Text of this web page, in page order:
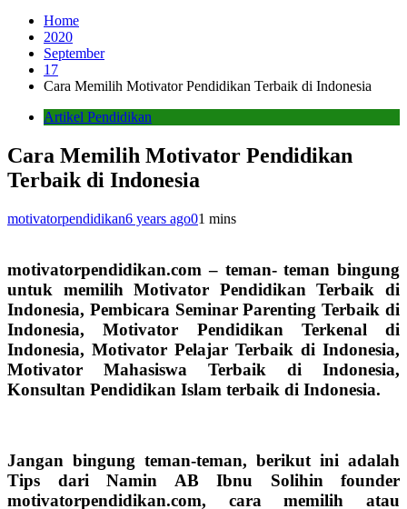
Home
2020
September
17
Cara Memilih Motivator Pendidikan Terbaik di Indonesia
Artikel Pendidikan
Cara Memilih Motivator Pendidikan
Terbaik di Indonesia
motivatorpendidikan6 years ago01 mins
motivatorpendidikan.com – teman- teman bingung
untuk memilihMotivator Pendidikan Terbaik di
Indonesia, Pembicara Seminar Parenting Terbaik di
Indonesia,
Motivator Pendidikan Terkenal di
Indonesia, Motivator Pelajar Terbaik di Indonesia,
Motivator Mahasiswa Terbaik di Indonesia,
Konsultan Pendidikan Islam terbaik di Indonesia.
Jangan bingung teman-teman, berikut ini adalah
Tips dari Namin AB Ibnu Solihin founder
motivatorpendidikan.com, cara memilih atau